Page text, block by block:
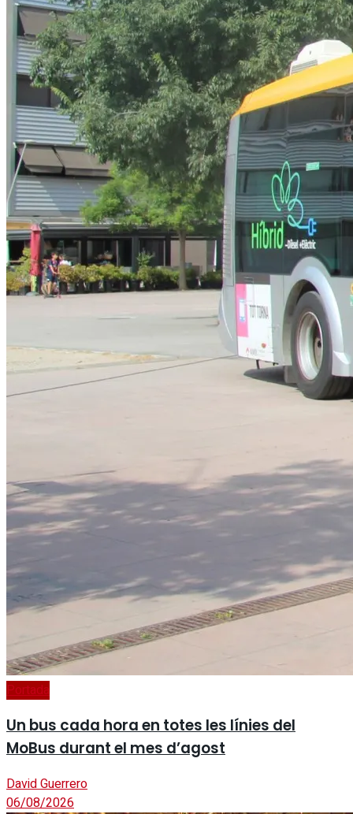
Portada
Un bus cada hora en totes les línies del
MoBus durant el mes d’agost
David Guerrero
06/08/2026